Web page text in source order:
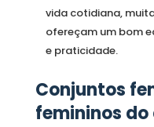
vida cotidiana,
ofereçam um bom
e praticidade.
Conjuntos
femininos